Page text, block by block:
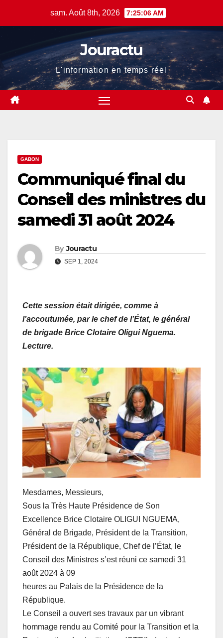
sam. Août 8th, 2026 7:25:07 AM
Jouractu
L'information en temps réel
GABON
Communiqué final du
Conseil des ministres du
samedi 31 août 2024
By Jouractu
SEP 1, 2024
Cette session était dirigée, comme à
l’accoutumée, par le chef de l’État, le général
de brigade Brice Clotaire Oligui Nguema.
Lecture.
Mesdames, Messieurs,
Sous la Très Haute Présidence de Son
Excellence Brice Clotaire OLIGUI NGUEMA,
Général de Brigade, Président de la Transition,
Président de la République, Chef de l’État, le
Conseil des Ministres s’est réuni ce samedi 31
août 2024 à 09
heures au Palais de la Présidence de la
République.
Le Conseil a ouvert ses travaux par un vibrant
hommage rendu au Comité pour la Transition et la